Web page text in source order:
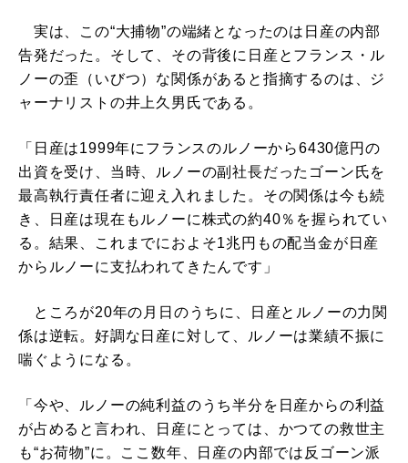
実は、この“大捕物”の端緒となったのは日産の内部
告発だった。そして、その背後に日産とフランス・ル
ノーの歪（いびつ）な関係があると指摘するのは、ジ
ャーナリストの井上久男氏である。
「日産は1999年にフランスのルノーから6430億円の
出資を受け、当時、ルノーの副社長だったゴーン氏を
最高執行責任者に迎え入れました。その関係は今も続
き、日産は現在もルノーに株式の約40％を握られてい
る。結果、これまでにおよそ1兆円もの配当金が日産
からルノーに支払われてきたんです」
ところが20年の月日のうちに、日産とルノーの力関
係は逆転。好調な日産に対して、ルノーは業績不振に
喘ぐようになる。
「今や、ルノーの純利益のうち半分を日産からの利益
が占めると言われ、日産にとっては、かつての救世主
も“お荷物”に。ここ数年、日産の内部では反ゴーン派